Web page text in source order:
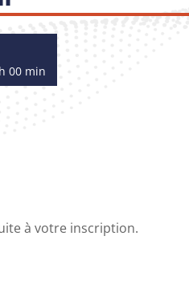
00 min
à votre inscription.